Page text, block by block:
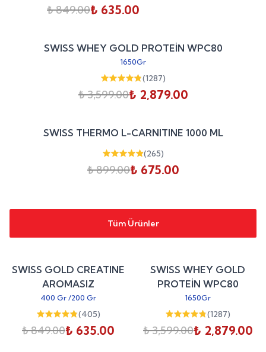
₺ 849.00₺ 635.00
SWISS WHEY GOLD PROTEİN WPC80
1650Gr
(1287)
₺ 3,599.00₺ 2,879.00
SWISS THERMO L-CARNITINE 1000 ML
(265)
₺ 899.00₺ 675.00
Tüm Ürünler
indirim
SWISS GOLD CREATINE
AROMASIZ
400 Gr /200 Gr
(405)
₺ 849.00₺ 635.00
indirim
SWISS WHEY GOLD
PROTEİN WPC80
1650Gr
(1287)
₺ 3,599.00₺ 2,879.00